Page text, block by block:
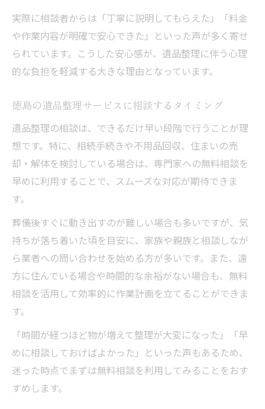
実際に相談者からは「丁寧に説明してもらえた」「料金
や作業内容が明確で安心できた」といった声が多く寄せ
られています。こうした安心感が、遺品整理に伴う心理
的な負担を軽減する大きな理由となっています。
徳島の遺品整理サービスに相談するタイミング
遺品整理の相談は、できるだけ早い段階で行うことが理
想です。特に、相続手続きや不用品回収、住まいの売
却・解体を検討している場合は、専門家への無料相談を
早めに利用することで、スムーズな対応が期待できま
す。
葬儀後すぐに動き出すのが難しい場合も多いですが、気
持ちが落ち着いた頃を目安に、家族や親族と相談しなが
ら業者への問い合わせを始める方が多いです。また、遠
方に住んでいる場合や時間的な余裕がない場合も、無料
相談を活用して効率的に作業計画を立てることができま
す。
「時間が経つほど物が増えて整理が大変になった」「早
めに相談しておけばよかった」といった声もあるため、
迷った時点でまずは無料相談を利用してみることをおす
すめします。